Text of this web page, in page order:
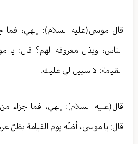
قال موسى(عليه السلام): إلهي،
الناس، وبذل معروفه لهم؟ قال: يا
القيامة: لا سبيل لي عليك.
قال(عليه السلام): إلهي، فما جزاء
قال: يا موسى، أظلّه يوم القيامة بظلّ